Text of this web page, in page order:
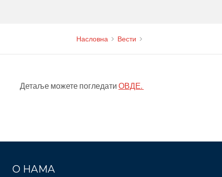
Насловна Вести
Детаље можете погледати ОВДЕ.
О НАМА